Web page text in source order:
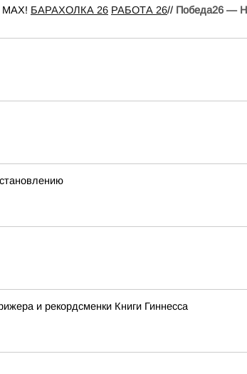
МАХ! БАРАХОЛКА 26 РАБОТА 26// Победа26 —
и рекордсменки Книги Гиннесса